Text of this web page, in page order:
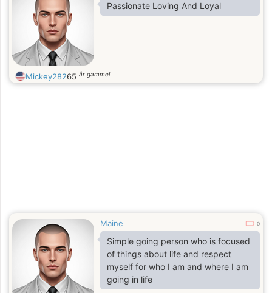
Passionate Loving And Loyal
Mickey28265 år gammel
Maine 0
Simple going person who is focused
of things about life and respect
myself for who I am and where I am
going in life